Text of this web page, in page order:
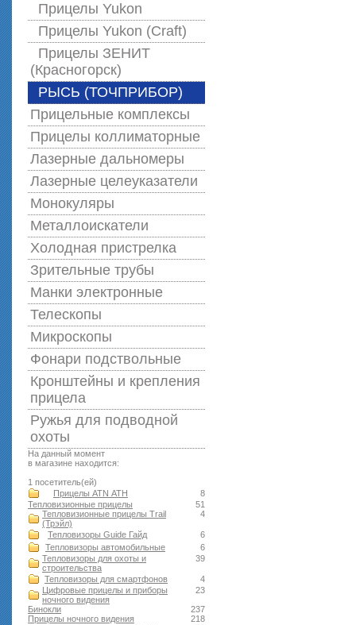
Прицелы Yukon
Прицелы Yukon (Craft)
Прицелы ЗЕНИТ
(Красногорск)
РЫСЬ (ТОЧПРИБОР)
Прицельные комплексы
Прицелы коллиматорные
Лазерные дальномеры
Лазерные целеуказатели
Монокуляры
Металлоискатели
Холодная пристрелка
Зрительные трубы
Манки электронные
Телескопы
Микроскопы
Фонари подствольные
Кронштейны и крепления
прицела
Ружья для подводной
оxоты
На данный момент
в магазине находится:
1 посетитель(ей)
8
Прицелы ATN АТН
51
Тепловизионные прицелы
4
Тепловизионные прицелы Trail
(Трэйл)
6
Тепловизоры Guide Гайд
6
Тепловизоры автомобильные
39
Тепловизоры для охоты и
строительства
4
Тепловизоры для смартфонов
23
Цифровые прицелы и приборы
ночного видения
237
Бинокли
218
Прицелы ночного видения